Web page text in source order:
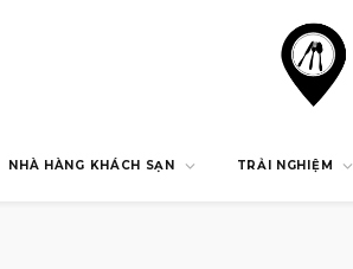
NHÀ HÀNG KHÁCH SẠN TRẢI NGHIỆM